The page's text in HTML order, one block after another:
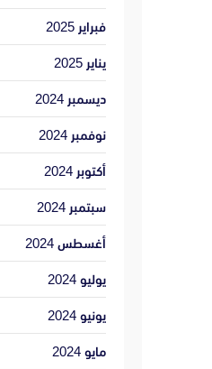
فبراير 2025
يناير 2025
ديسمبر 2024
نوفمبر 2024
أكتوبر 2024
سبتمبر 2024
أغسطس 2024
يوليو 2024
يونيو 2024
مايو 2024